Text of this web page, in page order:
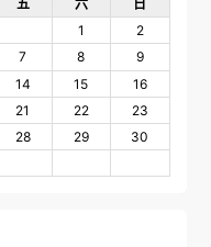
五 六
日
1
2
7 8
9
14 15
16
21 22
23
28 29
30